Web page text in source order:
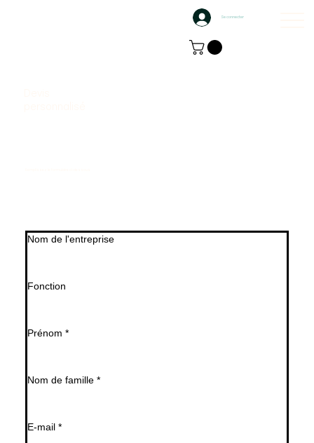
Se connecter
Nom de l'entreprise
Fonction
Prénom *
Nom de famille *
E‑mail *